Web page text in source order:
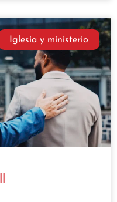
Iglesia y ministerio